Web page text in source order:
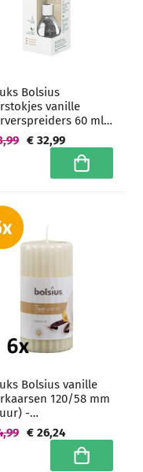
Bolsius
vanille
60 ml -
€ 32,99
In
Bolsius vanille
120/58 mm
-
€ 26,24
In